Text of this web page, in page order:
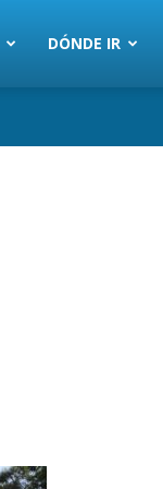
DÓNDE IR